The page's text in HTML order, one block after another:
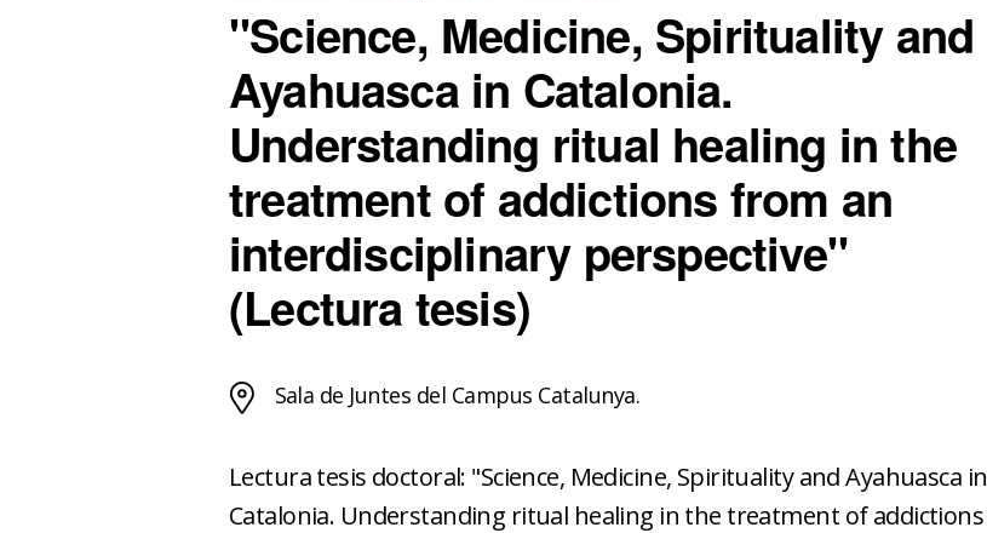
"Science, Medicine, Spirituality and
Ayahuasca in Catalonia.
Understanding ritual healing in the
treatment of addictions from an
interdisciplinary perspective"
(Lectura tesis)
Sala de Juntes del Campus Catalunya.
Lectura tesis doctoral: "Science, Medicine, Spirituality and Ayahuasca in
Catalonia. Understanding ritual healing in the treatment of addictions